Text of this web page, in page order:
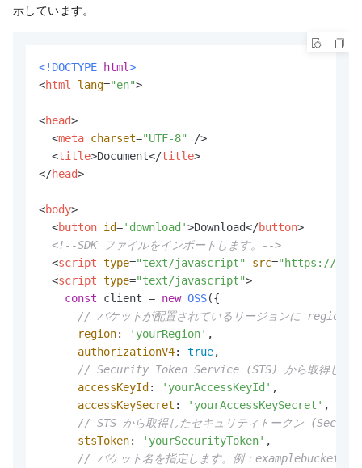
示しています。
<!DOCTYPE html>
<html lang="en">
<head>
<meta charset="UTF-8"
/>
<title>Document</title>
</head>
<body>
<button id='download'>Download</button>
<!--SDK ファイルをインポートします。-->
<script type="text/javascript" src="https://
<script type="text/javascript">
const client = new OSS({
// バケットが配置されているリージョンに region
region: 'yourRegion' ,
authorizationV4: true,
// Security Token Service (STS) から取得した
accessKeyId : 'yourAccessKeyId' ,
accessKeySecret : 'yourAccessKeySecret' ,
// STS から取得したセキュリティトークン
stsToken: 'yourSecurityToken' ,
// バケット名を指定します。例：examplebucket。